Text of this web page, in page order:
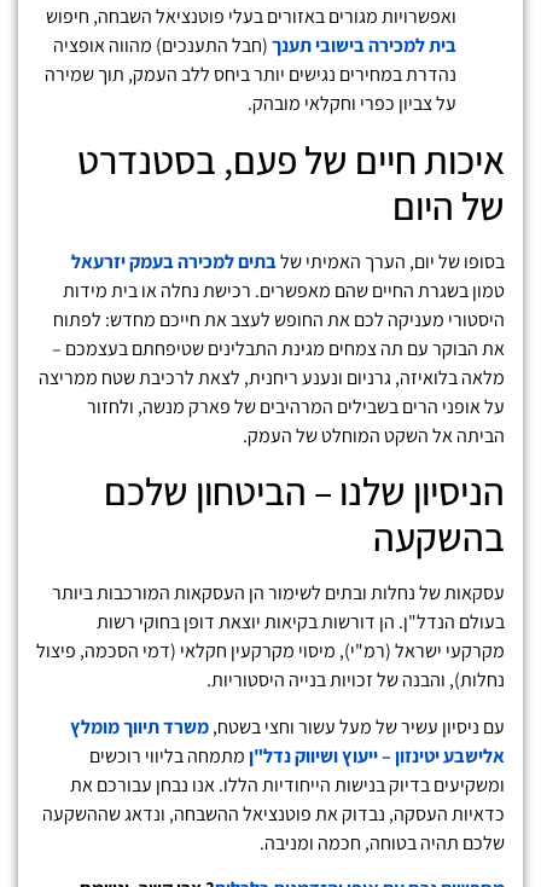
ואפשרויות מגורים באזורים בעלי פוטנציאל השבחה, חיפוש
בית למכירה בישובי תענך(חבל התענכים) מהווה אופציה
נהדרת במחירים נגישים יותר ביחס ללב העמק, תוך שמירה
על צביון כפרי וחקלאי מובהק.
איכות חיים של פעם, בסטנדרט
של היום
בסופו של יום, הערך האמיתי שלבתים למכירה בעמק יזרעאל
טמון בשגרת החיים שהם מאפשרים. רכישת נחלה או בית מידות
היסטורי מעניקה לכם את החופש לעצב את חייכם מחדש: לפתוח
את הבוקר עם תה צמחים מגינת התבלינים שטיפחתם בעצמכם –
מלאה בלואיזה, גרניום ונענע ריחנית, לצאת לרכיבת שטח ממריצה
על אופני הרים בשבילים המרהיבים של פארק מנשה, ולחזור
הביתה אל השקט המוחלט של העמק.
הניסיון שלנו – הביטחון שלכם
בהשקעה
עסקאות של נחלות ובתים לשימור הן העסקאות המורכבות ביותר
בעולם הנדל"ן. הן דורשות בקיאות יוצאת דופן בחוקי רשות
מקרקעי ישראל (רמ"י), מיסוי מקרקעין חקלאי (דמי הסכמה, פיצול
נחלות), והבנה של זכויות בנייה היסטוריות.
עם ניסיון עשיר של מעל עשור וחצי בשטח,משרד תיווך מומלץ
אלישבע יטינזון – ייעוץ ושיווק נדל"ןמתמחה בליווי רוכשים
ומשקיעים בדיוק בנישות הייחודיות הללו. אנו נבחן עבורכם את
כדאיות העסקה, נבדוק את פוטנציאל ההשבחה, ונדאג שההשקעה
שלכם תהיה בטוחה, חכמה ומניבה.